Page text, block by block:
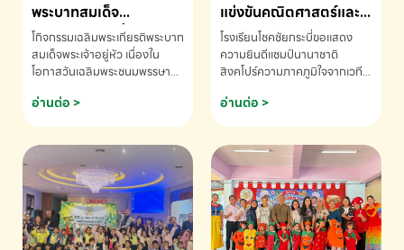
พระบาทสมเด็จ
พระเจ้าอยู่หัว เนื่องใน
โอกาสวันเฉลิม
พระชนมพรรษา
โกิจกรรมเฉลิมพระเกียรติพระบาท
สมเด็จพระเจ้าอยู่หัว เนื่องใน
โอกาสวันเฉลิมพระชนมพรรษา
ข้อมูลเพิ่มเติม โทร. 075-691910
อ่านต่อ >
แข่งขันคณิตศาสตร์และ
คณิตคิดเร็วนานาชาติ
ครั้งที่ 46 ประจำปี 2569
ณ ประเทศสิงคโปร์
โรงเรียนโชคชัยกระบี่ขอแสดง
ความยินดีแชมป์นานาชาติ
สิงคโปร์ความภาคภูมิใจจากเวที
ด.ช.พัทธนันท์ พรหมพันธ์ ชั้น
อนุบาล EP K3 โรงเรียนโชคชัย
แข่งขันคณิตศาสตร์และคณิตคิด
เร็วนานาชาติ ครั้งที่ 46 ประจำปี
2569 ณ ประเทศสิงคโปร์
INTERNATIONAL
MATHEMATICS AND
MENTAL ARITHMETIC
อ่านต่อ >